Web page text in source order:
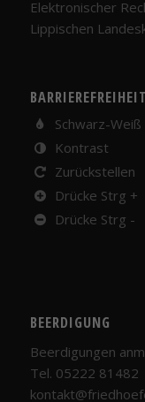
Elektronischer
Lippischen
BARRIEREFREIHEIT
Schwarz-Weiß
Kontrast
Zurückstellen
Drücke Strg +
Drücke Strg -
BEERDIGUNG
Beerdigungen
Tel. 05222 81482